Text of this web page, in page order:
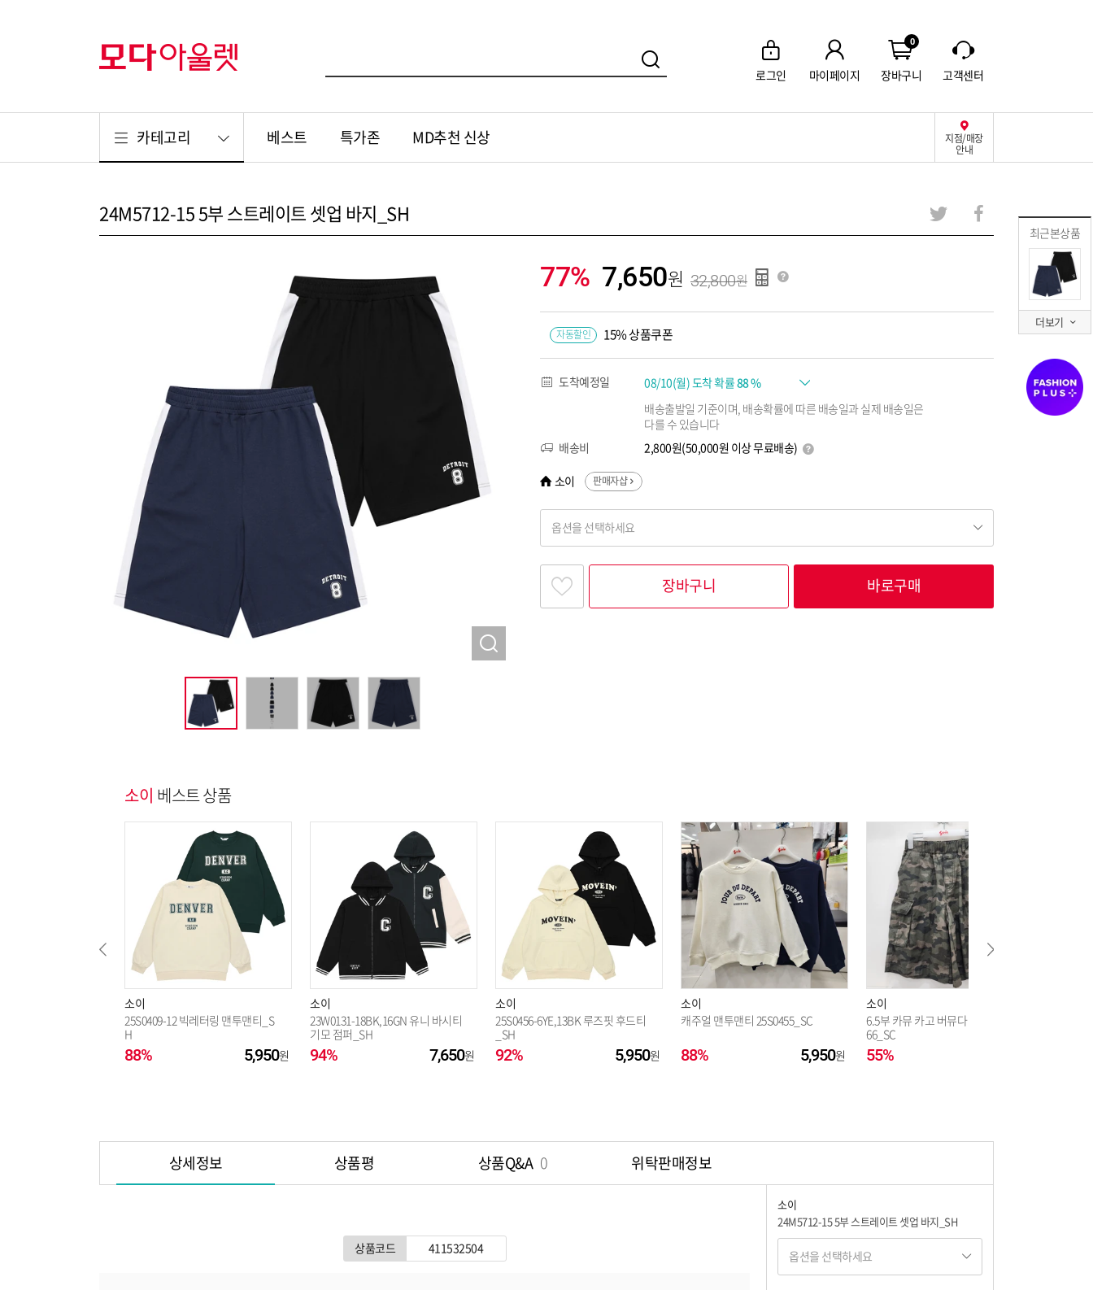
로그인 마이페이지
0
장바구니 고객센터
카테고리 지점/매장
안내
베스트 특가존 MD추천 신상
최근본상품
더보기
24M5712-15 5부 스트레이트 셋업 바지_SH
77% 7,650 32,800
자동할인 15% 상품쿠폰
도착예정일 08/10(월) 도착 확률88 %
배송출발일 기준이며, 배송확률에 따른 배송일과 실제 배송일은
다를 수 있습니다
배송비
2,800원(50,000원 이상 무료배송)
소이 판매자샵
옵션을 선택하세요
찾고싶은 옵션명을 입력해 주세요
옵션명 1
옵션 004.블루 15(165)
7,650
옵션 005.블루 9(130)
7,650
장바구니 바로구매
소이 베스트 상품
소이
25S0409-12 빅레터링 맨투맨티_S
H
88% 5,950
소이
23W0131-18BK,16GN 유니 바시티
기모 점퍼_SH
94% 7,650
소이
25S0456-6YE,13BK 루즈핏 후드티
_SH
92% 5,950
소이
캐주얼 맨투맨티 25S0455_SC
88% 5,950
소이
6.5부 카뮤 카고 버뮤다 바지 26M32
66_SC
55%
상세정보 상품평 상품Q&A 0 위탁판매정보
상품코드 411532504
소이
24M5712-15 5부 스트레이트 셋업 바지_SH
옵션을 선택하세요